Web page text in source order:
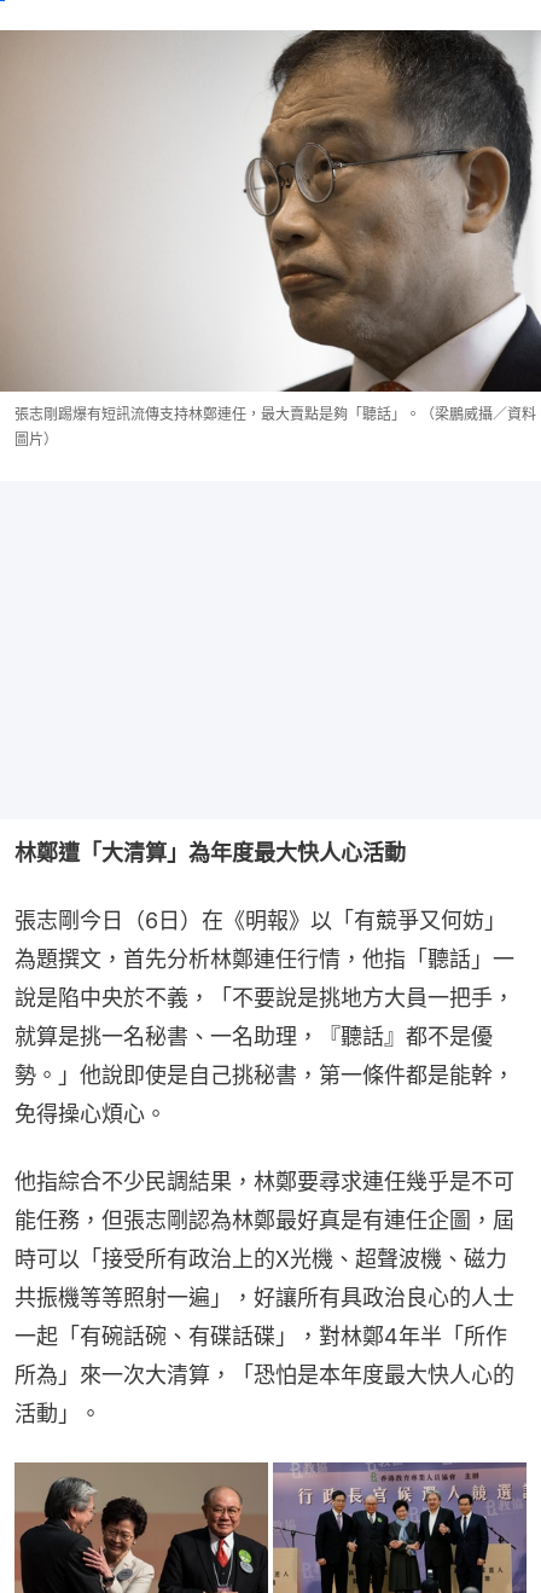
張志剛踢爆有短訊流傳支持林鄭連任，最大賣點是夠「聽話」。（梁鵬威攝／資料
圖片）
林鄭遭「大清算」為年度最大快人心活動
張志剛今日（6日）在《明報》以「有競爭又何妨」
為題撰文，首先分析林鄭連任行情，他指「聽話」一
說是陷中央於不義，「不要說是挑地方大員一把手，
就算是挑一名秘書、一名助理，『聽話』都不是優
勢。」他說即使是自己挑秘書，第一條件都是能幹，
免得操心煩心。
他指綜合不少民調結果，林鄭要尋求連任幾乎是不可
能任務，但張志剛認為林鄭最好真是有連任企圖，屆
時可以「接受所有政治上的X光機、超聲波機、磁力
共振機等等照射一遍」，好讓所有具政治良心的人士
一起「有碗話碗、有碟話碟」，對林鄭4年半「所作
所為」來一次大清算，「恐怕是本年度最大快人心的
活動」。